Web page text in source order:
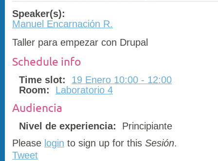
Speaker(s):
Manuel Encarnación R.
Taller para empezar con Drupal
Schedule info
Time slot:
19 Enero 10:00 - 12:00
Room:
Laboratorio 4
Audiencia
Nivel de experiencia:
Principiante
Please login to sign up for this Sesión.
Tweet